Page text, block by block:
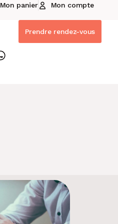
Mon panier Mon compte
Prendre rendez-vous